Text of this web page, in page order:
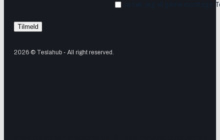
Ja tak, jeg vil gerne modtage
2026 © Teslahub - All right reserved.